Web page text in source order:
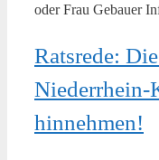
oder Frau Gebauer
Ratsrede:
Niederrhein-
hinnehmen!